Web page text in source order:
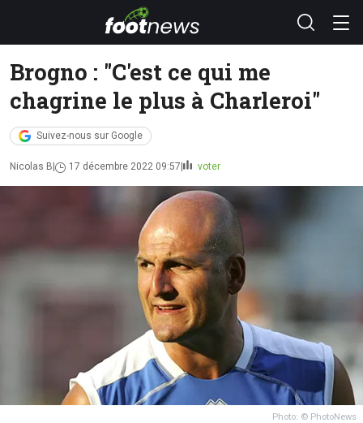
Brogno : "C'est ce qui me
chagrine le plus à Charleroi"
Suivez-nous sur Google
Nicolas B 17 décembre 2022 09:57 voter
Photo: © PhotoNews